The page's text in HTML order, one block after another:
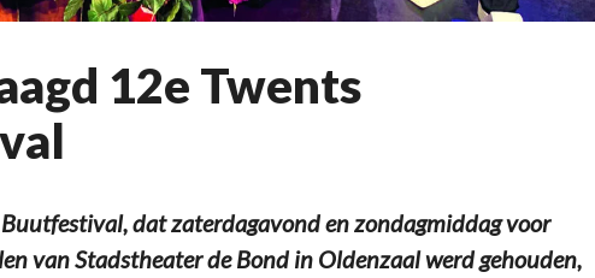
12e Twents
dat zaterdagavond en zondagmiddag voor
van Stadstheater de Bond in Oldenzaal werd gehouden,